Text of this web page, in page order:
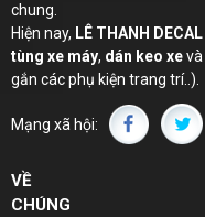
chung.
Hiện nay, LÊ THANH DECAL
tùng xe máy, dán keo xevà
gắn các phụ kiện trang trí..).
Mạng xã hội:
VỀ
CHÚNG